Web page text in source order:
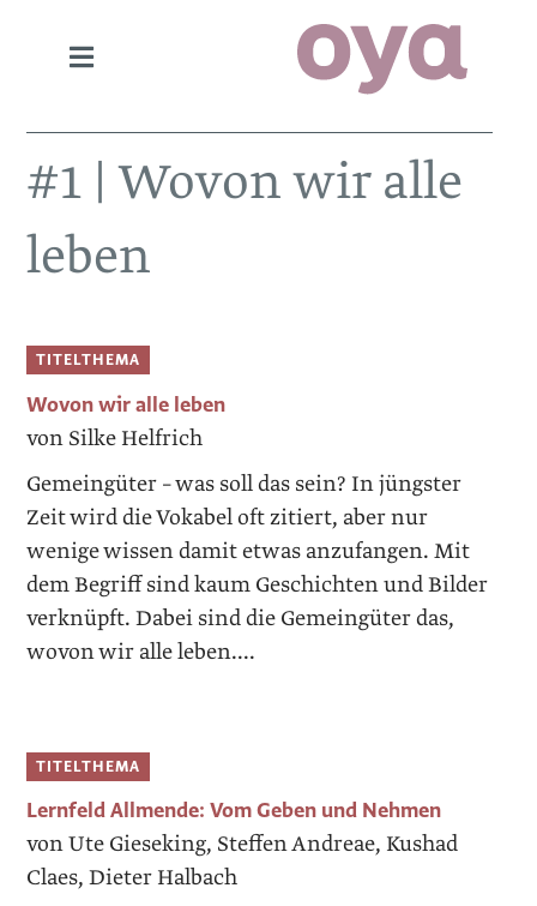
#1 | Wovon wir alle
leben
TITELTHEMA
Wovon wir alle leben
von Silke Helfrich
Gemeingüter – was soll das sein? In jüngster
Zeit wird die Vokabel oft zitiert, aber nur
wenige wissen damit etwas anzufangen. Mit
dem Begriff sind kaum Geschichten und Bilder
verknüpft. Dabei sind die Gemeingüter das,
wovon wir alle leben....
TITELTHEMA
Lernfeld Allmende: Vom Geben und Nehmen
von Ute Gieseking, Steffen Andreae, Kushad
Claes, Dieter Halbach